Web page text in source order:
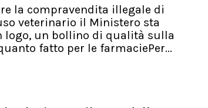
la compravendita illegale di
veterinario il Ministero sta
logo, un bollino di qualità sulla
fatto per le farmaciePer...